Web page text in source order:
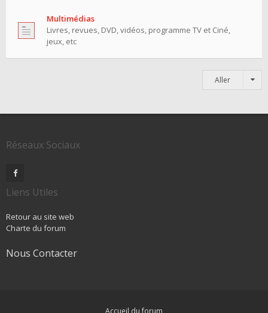
Multimédias
Livres, revues, DVD, vidéos, programme TV et Ciné,
jeux, etc
Aller
Réseaux Sociaux
Liens Utiles
Retour au site web
Charte du forum
Nous Contacter
Accueil du forum